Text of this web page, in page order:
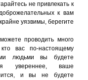
не привлекать к
к вам
уязвимы, берегите
проводить много
вас по-настоящему
людьми вы будете
увереннее, ваше
и вы не будете